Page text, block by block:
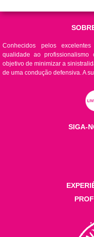
Conhecidos pelos
qualidade ao
objetivo de minimizar a
de uma condução defensiva. A
SIGA-